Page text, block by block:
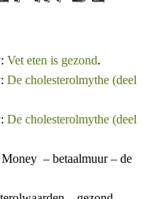
Vet eten is gezond.
De cholesterolmythe (deel
De cholesterolmythe (deel
– betaalmuur – de